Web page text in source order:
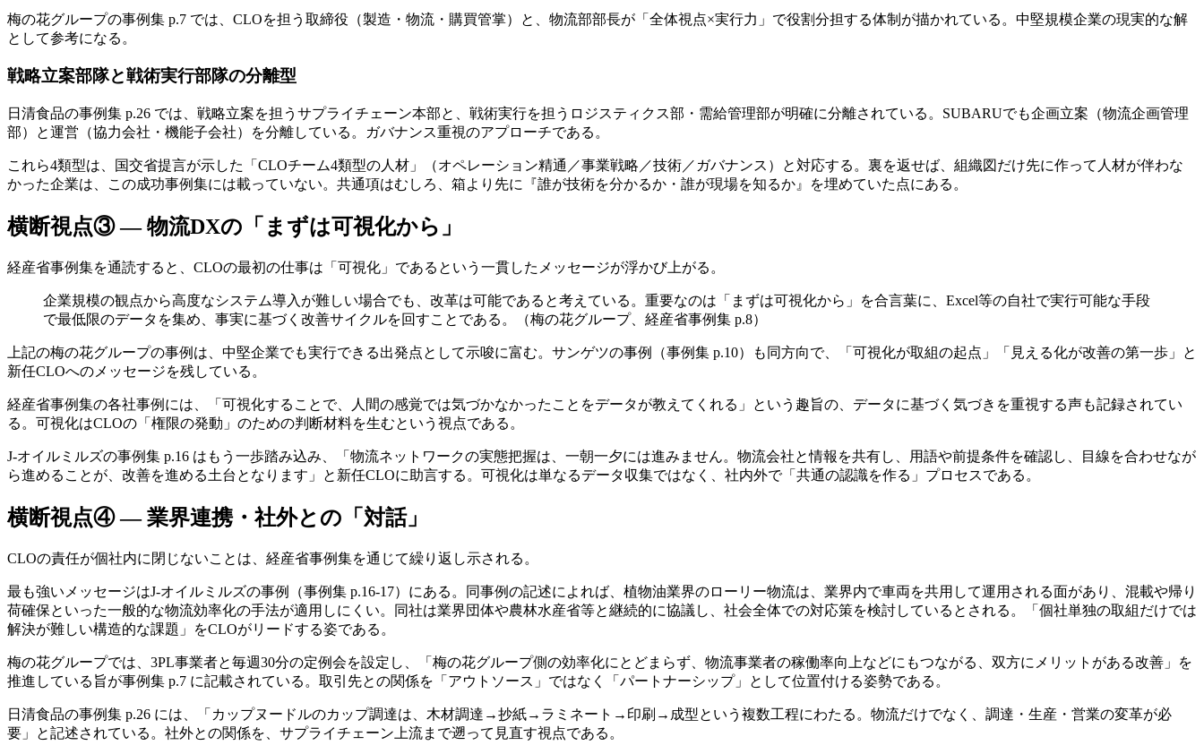
梅の花グループの事例集 p.7 では、CLOを担う取締役（製造・物流・購買管掌）と、物流部部長が「全体視点×実行力」で役割分担する体制が描かれている。中堅規模企業の現実的な解
として参考になる。
戦略立案部隊と戦術実行部隊の分離型
日清食品の事例集 p.26 では、戦略立案を担うサプライチェーン本部と、戦術実行を担うロジスティクス部・需給管理部が明確に分離されている。SUBARUでも企画立案（物流企画管理
部）と運営（協力会社・機能子会社）を分離している。ガバナンス重視のアプローチである。
これら4類型は、国交省提言が示した「CLOチーム4類型の人材」（オペレーション精通／事業戦略／技術／ガバナンス）と対応する。裏を返せば、組織図だけ先に作って人材が伴わな
かった企業は、この成功事例集には載っていない。共通項はむしろ、箱より先に『誰が技術を分かるか・誰が現場を知るか』を埋めていた点にある。
横断視点③ — 物流DXの「まずは可視化から」
経産省事例集を通読すると、CLOの最初の仕事は「可視化」であるという一貫したメッセージが浮かび上がる。
企業規模の観点から高度なシステム導入が難しい場合でも、改革は可能であると考えている。重要なのは「まずは可視化から」を合言葉に、Excel等の自社で実行可能な手段
で最低限のデータを集め、事実に基づく改善サイクルを回すことである。（梅の花グループ、経産省事例集 p.8）
上記の梅の花グループの事例は、中堅企業でも実行できる出発点として示唆に富む。サンゲツの事例（事例集 p.10）も同方向で、「可視化が取組の起点」「見える化が改善の第一歩」と
新任CLOへのメッセージを残している。
経産省事例集の各社事例には、「可視化することで、人間の感覚では気づかなかったことをデータが教えてくれる」という趣旨の、データに基づく気づきを重視する声も記録されてい
る。可視化はCLOの「権限の発動」のための判断材料を生むという視点である。
J-オイルミルズの事例集 p.16 はもう一歩踏み込み、「物流ネットワークの実態把握は、一朝一夕には進みません。物流会社と情報を共有し、用語や前提条件を確認し、目線を合わせなが
ら進めることが、改善を進める土台となります」と新任CLOに助言する。可視化は単なるデータ収集ではなく、社内外で「共通の認識を作る」プロセスである。
横断視点④ — 業界連携・社外との「対話」
CLOの責任が個社内に閉じないことは、経産省事例集を通じて繰り返し示される。
最も強いメッセージはJ-オイルミルズの事例（事例集 p.16-17）にある。同事例の記述によれば、植物油業界のローリー物流は、業界内で車両を共用して運用される面があり、混載や帰り
荷確保といった一般的な物流効率化の手法が適用しにくい。同社は業界団体や農林水産省等と継続的に協議し、社会全体での対応策を検討しているとされる。「個社単独の取組だけでは
解決が難しい構造的な課題」をCLOがリードする姿である。
梅の花グループでは、3PL事業者と毎週30分の定例会を設定し、「梅の花グループ側の効率化にとどまらず、物流事業者の稼働率向上などにもつながる、双方にメリットがある改善」を
推進している旨が事例集 p.7 に記載されている。取引先との関係を「アウトソース」ではなく「パートナーシップ」として位置付ける姿勢である。
日清食品の事例集 p.26 には、「カップヌードルのカップ調達は、木材調達→抄紙→ラミネート→印刷→成型という複数工程にわたる。物流だけでなく、調達・生産・営業の変革が必
要」と記述されている。社外との関係を、サプライチェーン上流まで遡って見直す視点である。